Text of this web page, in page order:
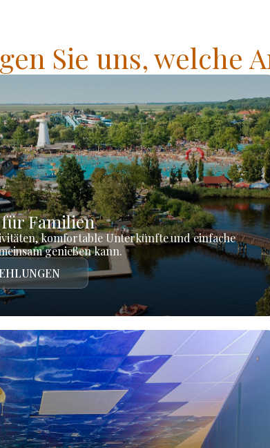
Sie uns, welche
Familien
komfortable Unterkünfte und einfache
genießen kann.